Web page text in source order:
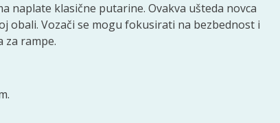
naplate klasične putarine. Ovakva ušteda novca
obali. Vozači se mogu fokusirati na bezbednost i
za rampe.